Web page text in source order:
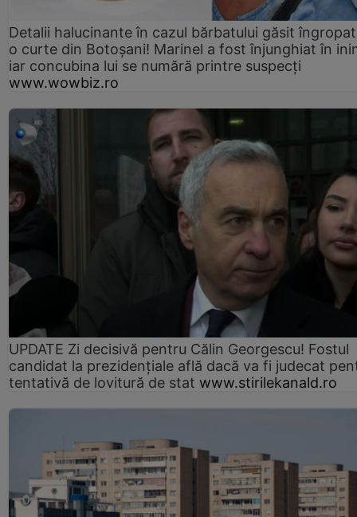
Detalii halucinante în cazul bărbatului găsit
o curte din Botoșani! Marinel a fost înjunghiat în
iar concubina lui se numără printre suspecți
www.wowbiz.ro
UPDATE Zi decisivă pentru Călin Georgescu! Fostul
candidat la prezidențiale află dacă va fi judecat
tentativă de lovitură de stat www.stirilekanald.ro